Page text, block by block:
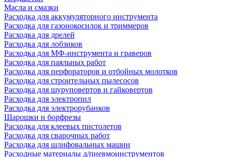
Масла и смазки
Расходка для аккумуляторного инструмента
Расходка для газонокосилок и триммеров
Расходка для дрелей
Расходка для лобзиков
Расходка для МФ-инструмента и граверов
Расходка для паяльных работ
Расходка для перфораторов и отбойных молотков
Расходка для строительных пылесоcов
Расходка для шуруповертов и гайковертов
Расходка для электропил
Расходка для электрорубанков
Шарошки и борфрезы
Расходка для клеевых пистолетов
Расходка для сварочных работ
Расходка для шлифовальных машин
Расходные материалы д/пневмоинструментов